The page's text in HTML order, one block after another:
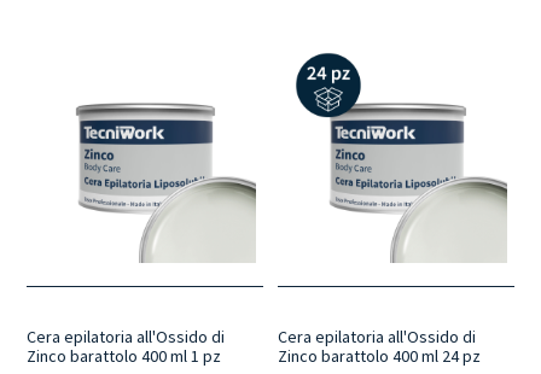
Cera epilatoria all'Ossido di
Zinco barattolo 400 ml 1 pz
Cera epilatoria all'Ossido di
Zinco barattolo 400 ml 24 pz